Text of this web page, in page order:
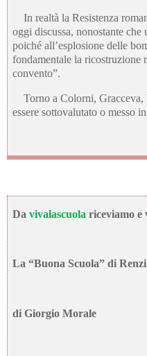
In realtà la Resistenza
oggi discussa, nonostante
poiché all’esplosione delle
fondamentale la ricostruzione
convento”.
Torno a Colorni, Gracceva,
essere sottovalutato o messo
Davivalascuolariceviamo e
La “Buona Scuola” di Renzi
di Giorgio Morale